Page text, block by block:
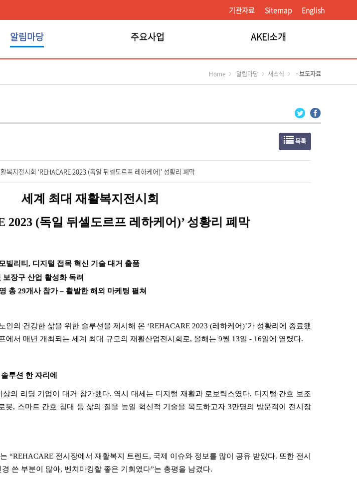
기관자료 Sitemap English
알림마당 주요사업 AKEI소개
Home 알림마당 새소식 ㆍ보도자료
목록
복지전시회 ‘REHACARE 2023 (독일 뒤셀도르프 레하케어)’ 성황리 폐막
세계 최대 재활복지전시회
2023 (독일 뒤셀도르프 레하케어)’ 성황리 폐막
모빌리티 , 디지털 접목 혁신 기술 대거 출품
장구 산업 활성화 독려
총 29개사 참가– 활발한 해외 마케팅 펼쳐
인의 건강한 삶을 위한 솔루션을 제시해 온 ‘REHACARE 2023 (레하케어)’가 성황리에 종료됐
에서 매년 개최되는 세계 최대 규모의 재활산업전시회로, 올해는 9월 13일 - 16일에 열렸다.
루션 한 자리에
상의 리딩 기업이 대거 참가했다. 역시 대세는 디지털 재활과 로보틱스였다. 디지털 간호 보조
봇, 스마트 간호 침대 등 삶의 질을 높일 혁신적 기술을 목도하고자 3만명의 방문객이 전시장
“REHACARE 전시장에서 재활복지 트렌드, 국제 이슈와 정보를 많이 공유 받았다. 또한 전시
쓴 부분이 많아, 벤치마킹할 좋은 기회였다”는 총평을 남겼다.